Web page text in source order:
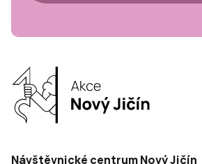
Návštěvnické centrum Nový Jičín